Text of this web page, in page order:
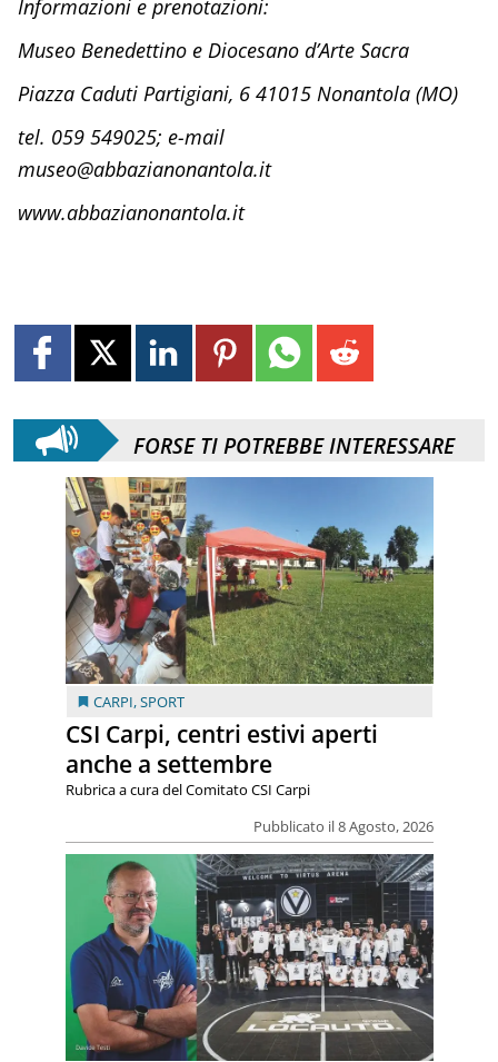
Informazioni e prenotazioni:
Museo Benedettino e Diocesano d’Arte Sacra
Piazza Caduti Partigiani, 6 41015 Nonantola (MO)
tel. 059 549025; e-mail
museo@abbazianonantola.it
www.abbazianonantola.it
FORSE TI POTREBBE INTERESSARE
CARPI,SPORT
CSI Carpi, centri estivi aperti
anche a settembre
Pubblicato il 8 Agosto, 2026
Rubrica a cura del Comitato CSI Carpi